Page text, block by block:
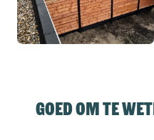
Goed om te